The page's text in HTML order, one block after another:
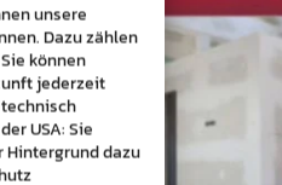
unsere
Dazu zählen
können
jederzeit
USA: Sie
Hintergrund dazu